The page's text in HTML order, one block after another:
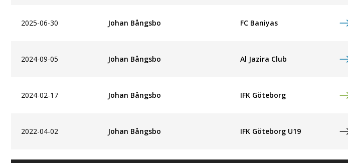
2025-06-30 Johan Bångsbo FC Baniyas
2024-09-05 Johan Bångsbo Al Jazira Club
2024-02-17 Johan Bångsbo IFK Göteborg
2022-04-02 Johan Bångsbo IFK Göteborg U19